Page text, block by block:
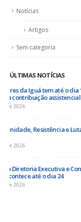
Notícias
Artigos
Sem categoria
ÚLTIMAS NOTÍCIAS
Duas chapas
acontece de 21
Urbanitários
empresa para o